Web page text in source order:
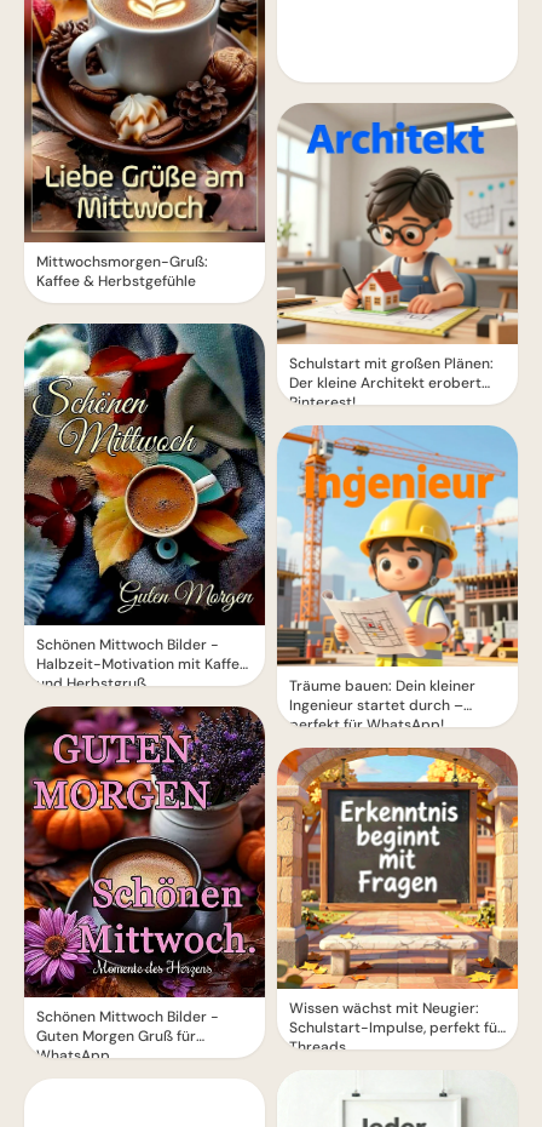
Mittwochsmorgen-Gruß:
Kaffee & Herbstgefühle
Schönen Mittwoch Bilder -
Halbzeit-Motivation mit Kaffee
und Herbstgruß
Schönen Mittwoch Bilder -
Guten Morgen Gruß für
WhatsApp
Schulstart mit großen Plänen:
Der kleine Architekt erobert
Pinterest!
Träume bauen: Dein kleiner
Ingenieur startet durch –
perfekt für WhatsApp!
Wissen wächst mit Neugier:
Schulstart-Impulse, perfekt für
Threads